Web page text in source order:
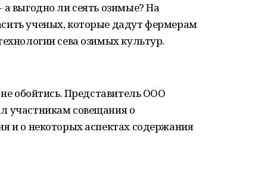
выгодно ли сеять озимые? На
ученых, которые дадут фермерам
сева озимых культур.
обойтись. Представитель ООО
участникам совещания о
и о некоторых аспектах содержания